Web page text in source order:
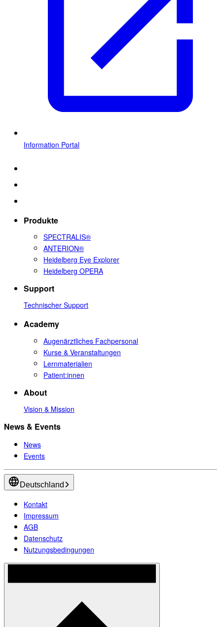
Information Portal
Produkte
SPECTRALIS®
ANTERION®
Heidelberg Eye Explorer
Heidelberg OPERA
Support
Technischer Support
Academy
Augenärztliches Fachpersonal
Kurse & Veranstaltungen
Lernmaterialien
Patient:innen
About
Vision & Mission
News & Events
News
Events
Deutschland
Kontakt
Impressum
AGB
Datenschutz
Nutzungsbedingungen